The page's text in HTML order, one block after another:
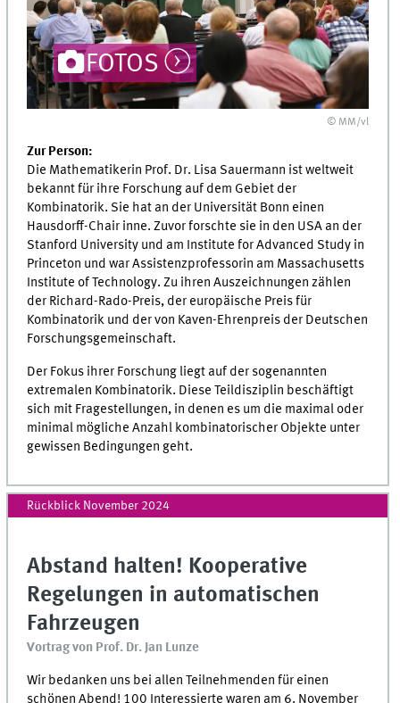
FOTOS
© MM/vl
Zur Person:
Die Mathematikerin Prof. Dr. Lisa Sauermann ist weltweit
bekannt für ihre Forschung auf dem Gebiet der
Kombinatorik. Sie hat an der Universität Bonn einen
Hausdorff-Chair inne. Zuvor forschte sie in den USA an der
Stanford University und am Institute for Advanced Study in
Princeton und war Assistenzprofessorin am Massachusetts
Institute of Technology. Zu ihren Auszeichnungen zählen
der Richard-Rado-Preis, der europäische Preis für
Kombinatorik und der von Kaven-Ehrenpreis der Deutschen
Forschungsgemeinschaft.
Der Fokus ihrer Forschung liegt auf der sogenannten
extremalen Kombinatorik. Diese Teildisziplin beschäftigt
sich mit Fragestellungen, in denen es um die maximal oder
minimal mögliche Anzahl kombinatorischer Objekte unter
gewissen Bedingungen geht.
Rückblick November 2024
Abstand halten! Kooperative
Regelungen in automatischen
Fahrzeugen
Vortrag von Prof. Dr. Jan Lunze
Wir bedanken uns bei allen Teilnehmenden für einen
schönen Abend! 100 Interessierte waren am 6. November